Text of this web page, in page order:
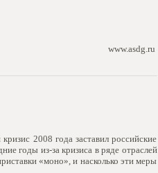
www.asdg.ru
2008 года заставил российские
годы из-за кризиса в ряде отраслей
«моно», и насколько эти меры